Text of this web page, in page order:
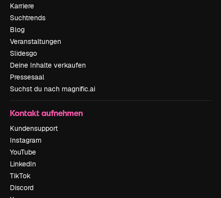
Karriere
Suchtrends
Blog
Veranstaltungen
Slidesgo
Deine Inhalte verkaufen
Pressesaal
Suchst du nach magnific.ai
Kontakt aufnehmen
Kundensupport
Instagram
YouTube
LinkedIn
TikTok
Discord